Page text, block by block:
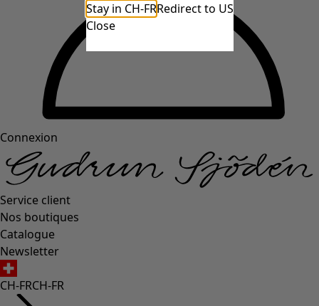
Connexion
Service client
Nos boutiques
Catalogue
Newsletter
CH-FRCH-FR
Stay in CH-FRRedirect to US
Close